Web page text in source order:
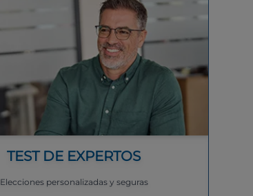
TEST DE EXPERTOS
Elecciones personalizadas y seguras